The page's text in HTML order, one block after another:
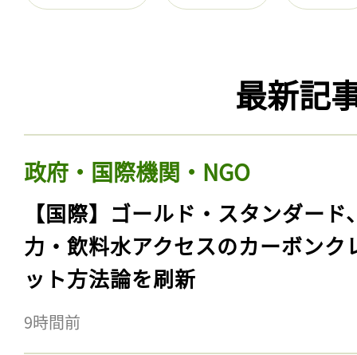
最新記
政府・国際機関・NGO
【国際】ゴールド・スタンダード
力・飲料水アクセスのカーボンク
ット方法論を刷新
9時間前